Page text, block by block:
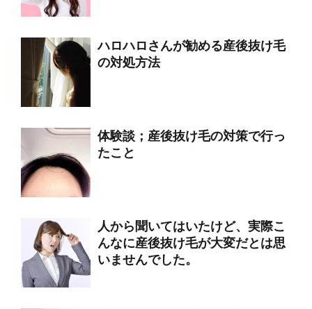
ハロハロさんが勧める産後抜け毛
の対処方法
体験談；産後抜け毛の対策で行っ
たこと
人から聞いてはいたけど、実際こ
んなに産後抜け毛が大変だとは思
いませんでした。